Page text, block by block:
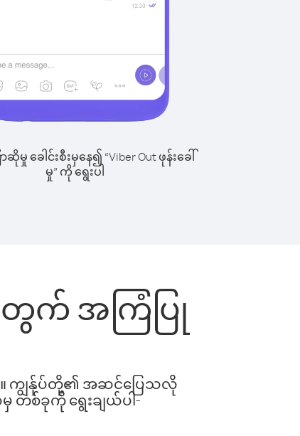
ဆိုမှု ခေါင်းစီးမှနေ၍ “Viber Out ဖုန်းခေါ်
မှု” ကို ရွေးပါ
အတွက် အကြံပြု
ည်။ ကျွန်ုပ်တို့၏ အဆင်ပြေသလို
တစ်ခုကို ရွေးချယ်ပါ-